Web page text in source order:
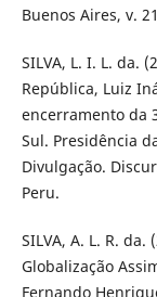
Buenos Aires, v.
SILVA, L. I. L. da.
República, Luiz
encerramento da
Sul. Presidência
Divulgação.
Peru.
SILVA, A. L. R.
Globalização
Fernando